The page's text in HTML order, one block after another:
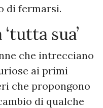
di fermarsi.
sua’
che intrecciano
ai primi
che propongono
di qualche